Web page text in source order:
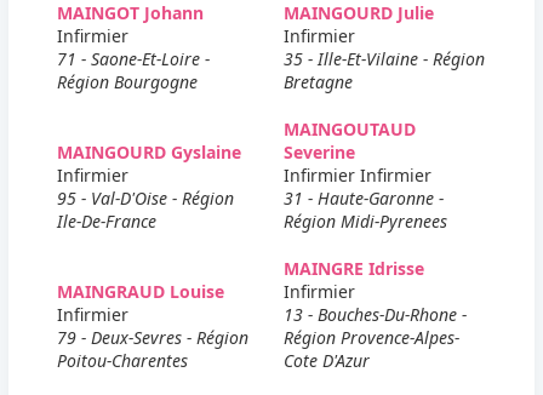
MAINGOT Johann
Infirmier
71 - Saone-Et-Loire -
Région Bourgogne
MAINGOURD Julie
Infirmier
35 - Ille-Et-Vilaine - Région
Bretagne
MAINGOURD Gyslaine
Infirmier
95 - Val-D'Oise - Région
Ile-De-France
MAINGOUTAUD
Severine
Infirmier Infirmier
31 - Haute-Garonne -
Région Midi-Pyrenees
MAINGRAUD Louise
Infirmier
79 - Deux-Sevres - Région
Poitou-Charentes
MAINGRE Idrisse
Infirmier
13 - Bouches-Du-Rhone -
Région Provence-Alpes-
Cote D'Azur